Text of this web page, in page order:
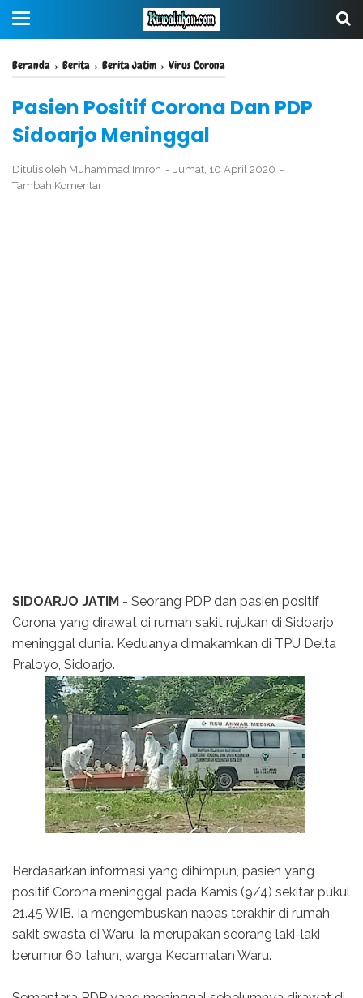
Beranda › Berita › Berita Jatim › Virus Corona
Pasien Positif Corona Dan PDP
Sidoarjo Meninggal
Ditulis oleh Muhammad Imron
Jumat, 10 April 2020
Tambah Komentar
SIDOARJO JATIM - Seorang PDP dan pasien positif
Corona yang dirawat di rumah sakit rujukan di Sidoarjo
meninggal dunia. Keduanya dimakamkan di TPU Delta
Praloyo, Sidoarjo.
Berdasarkan informasi yang dihimpun, pasien yang
positif Corona meninggal pada Kamis (9/4) sekitar pukul
21.45 WIB. Ia mengembuskan napas terakhir di rumah
sakit swasta di Waru. Ia merupakan seorang laki-laki
berumur 60 tahun, warga Kecamatan Waru.